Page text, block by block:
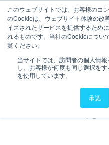
このウェブサイトでは、お客様のコ
のCookieは、ウェブサイト体験の改
イズされたサービスを提供するため
れるものです。当社のCookieについ
覧ください。
当サイトでは、訪問者の個人情
し、お客様が何度も同じ選択を
を使用しています。
承認
2分で読むことができます。
【Qlik Data
タフォルダ
SaaSにデー
ロードする方法